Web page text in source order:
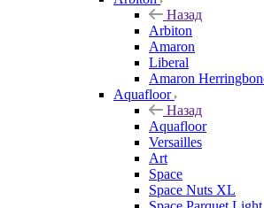
Назад
Arbiton
Amaron
Liberal
Amaron
Aquafloor
Назад
Aquafloor
Versailles
Art
Space
Space Nuts XL